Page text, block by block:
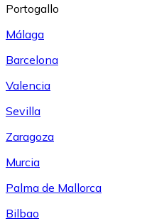
Portogallo
Málaga
Barcelona
Valencia
Sevilla
Zaragoza
Murcia
Palma de Mallorca
Bilbao